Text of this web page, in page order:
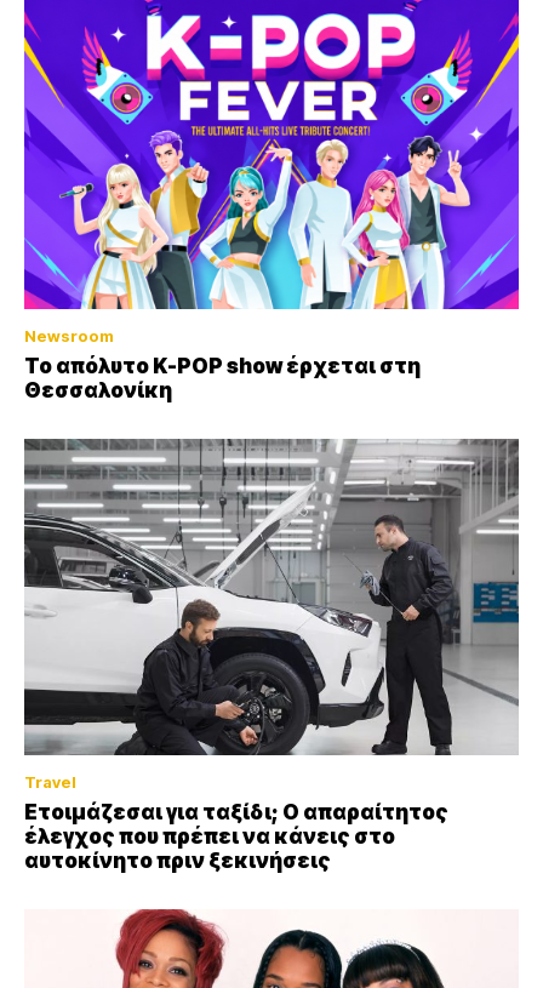
Newsroom
Το απόλυτο K-POP show έρχεται στη
Θεσσαλονίκη
Travel
Ετοιμάζεσαι για ταξίδι; Ο απαραίτητος
έλεγχος που πρέπει να κάνεις στο
αυτοκίνητο πριν ξεκινήσεις